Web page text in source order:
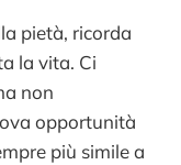
pietà, ricorda
la vita. Ci
non
opportunità
più simile a